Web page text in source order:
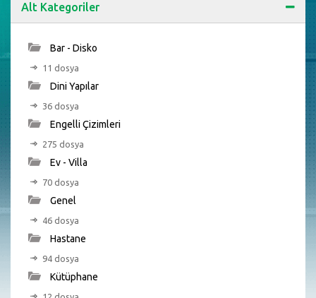
Alt Kategoriler
Bar - Disko
11 dosya
Dini Yapılar
36 dosya
Engelli Çizimleri
275 dosya
Ev - Villa
70 dosya
Genel
46 dosya
Hastane
94 dosya
Kütüphane